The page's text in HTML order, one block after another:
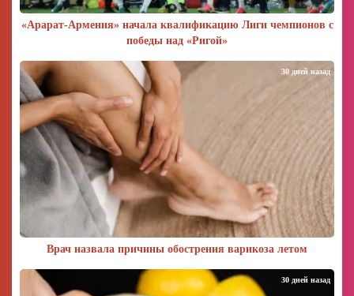
«Арарат‑Армения» начала квалификацию Лиги чемпионов с
победы над «Ригой»
Врач назвала причины обострения варикоза летом
30 дней назад
30 дней назад